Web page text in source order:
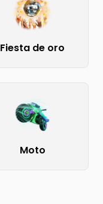
Fiesta de oro
Moto